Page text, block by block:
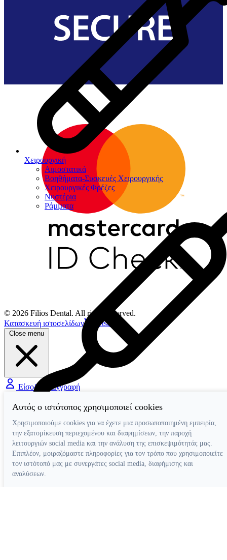
Χειρουργική
Αιμοστατικά
Βοηθήματα-Συσκευές Χειρουργικής
Χειρουργικές Φρέζες
Νυστέρια
Ράµµατα
Διάφορα Βοηθήματα
© 2026 Filios Dental. All rights reserved.
Κατασκευή ιστοσελίδων
Netstudio
Close menu
Είσοδος / Εγγραφή
Αυτός ο ιστότοπος χρησιμοποιεί cookies
Χρησιμοποιούμε cookies για να έχετε μια προσωποποιημένη εμπειρία,
την εξατομίκευση περιεχομένου και διαφημίσεων, την παροχή
λειτουργιών social media και την ανάλυση της επισκεψιμότητάς μας.
Επιπλέον, μοιραζόμαστε πληροφορίες για τον τρόπο που χρησιμοποιείτε
τον ιστότοπό μας με συνεργάτες social media, διαφήμισης και
αναλύσεων.